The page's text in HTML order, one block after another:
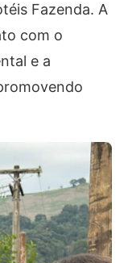
Fazenda. A
com o
e a